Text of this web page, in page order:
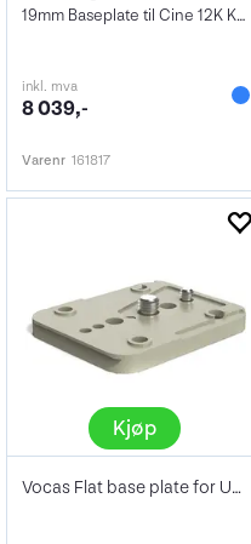
19mm Baseplate til Cine 12K Kamera
inkl. mva
8 039,-
Varenr 161817
Kjøp
Vocas Flat base plate for USBP-15 MKII